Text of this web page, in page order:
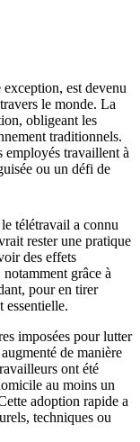
est devenu
le monde. La
obligeant les
traditionnels.
travaillent à
ou un défi de
le télétravail a connu
rester une pratique
des effets
grâce à
pour en tirer
essentielle.
imposées pour lutter
de manière
ont été
au moins un
adoption rapide a
techniques ou